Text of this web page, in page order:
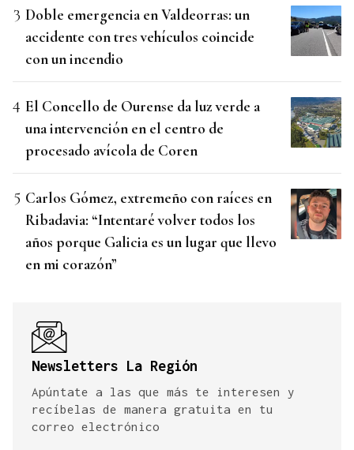
Doble emergencia en Valdeorras: un
accidente con tres vehículos coincide
con un incendio
El Concello de Ourense da luz verde a
una intervención en el centro de
procesado avícola de Coren
Carlos Gómez, extremeño con raíces en
Ribadavia: “Intentaré volver todos los
años porque Galicia es un lugar que llevo
en mi corazón”
Newsletters La Región
Apúntate a las que más te interesen y
recíbelas de manera gratuita en tu
correo electrónico